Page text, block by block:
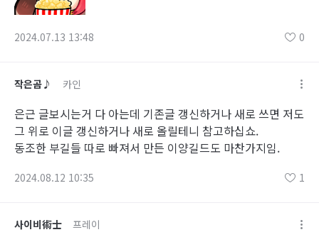
2024.07.13 13:48 0
작은곰♪ 카인
은근 글보시는거 다 아는데 기존글 갱신하거나 새로 쓰면 저도
그 위로 이글 갱신하거나 새로 올릴테니 참고하십쇼.
동조한 부길들 따로 빠져서 만든 이양길드도 마찬가지임.
2024.08.12 10:35 1
사이비術士 프레이